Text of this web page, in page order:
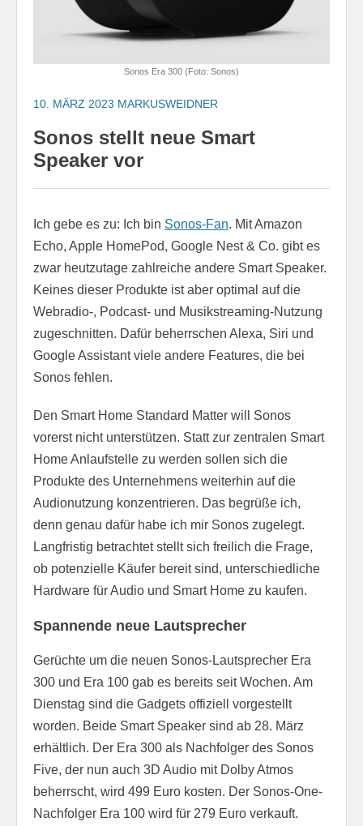
Sonos Era 300 (Foto: Sonos)
10. MÄRZ 2023 MARKUSWEIDNER
Sonos stellt neue Smart
Speaker vor
Ich gebe es zu: Ich bin Sonos-Fan. Mit Amazon
Echo, Apple HomePod, Google Nest & Co. gibt es
zwar heutzutage zahlreiche andere Smart Speaker.
Keines dieser Produkte ist aber optimal auf die
Webradio-, Podcast- und Musikstreaming-Nutzung
zugeschnitten. Dafür beherrschen Alexa, Siri und
Google Assistant viele andere Features, die bei
Sonos fehlen.
Den Smart Home Standard Matter will Sonos
vorerst nicht unterstützen. Statt zur zentralen Smart
Home Anlaufstelle zu werden sollen sich die
Produkte des Unternehmens weiterhin auf die
Audionutzung konzentrieren. Das begrüße ich,
denn genau dafür habe ich mir Sonos zugelegt.
Langfristig betrachtet stellt sich freilich die Frage,
ob potenzielle Käufer bereit sind, unterschiedliche
Hardware für Audio und Smart Home zu kaufen.
Spannende neue Lautsprecher
Gerüchte um die neuen Sonos-Lautsprecher Era
300 und Era 100 gab es bereits seit Wochen. Am
Dienstag sind die Gadgets offiziell vorgestellt
worden. Beide Smart Speaker sind ab 28. März
erhältlich. Der Era 300 als Nachfolger des Sonos
Five, der nun auch 3D Audio mit Dolby Atmos
beherrscht, wird 499 Euro kosten. Der Sonos-One-
Nachfolger Era 100 wird für 279 Euro verkauft.